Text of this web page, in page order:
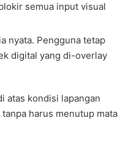
semua input visual
nyata. Pengguna tetap
digital yang di-overlay
atas kondisi lapangan
harus menutup mata